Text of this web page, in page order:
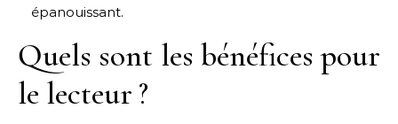
épanouissant.
Quels sont les bénéfices pour
le lecteur ?